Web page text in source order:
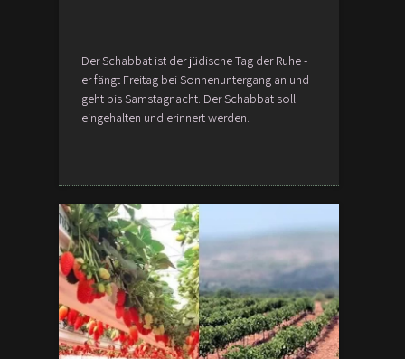
Der Schabbat ist der jüdische Tag der Ruhe -
er fängt Freitag bei Sonnenuntergang an und
geht bis Samstagnacht. Der Schabbat soll
eingehalten und erinnert werden.